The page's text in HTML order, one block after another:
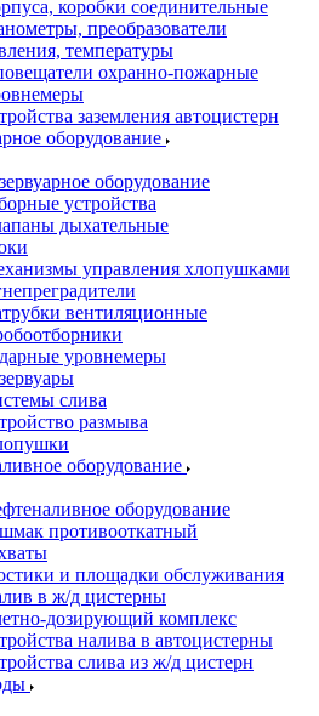
коробки соединительные
преобразователи
температуры
охранно-пожарные
заземления автоцистерн
оборудование
оборудование
устройства
дыхательные
управления хлопушками
вентиляционные
уровнемеры
слива
размыва
оборудование
оборудование
противооткатный
и площадки обслуживания
в ж/д цистерны
дозирующий комплекс
налива в автоцистерны
слива из ж/д цистерн